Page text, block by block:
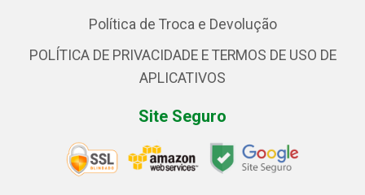
Política de Troca e Devolução
POLÍTICA DE PRIVACIDADE E TERMOS DE USO DE
APLICATIVOS
Site Seguro